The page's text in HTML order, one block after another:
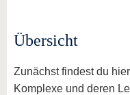
Übersicht
Zunächst findest du
Komplexe und deren